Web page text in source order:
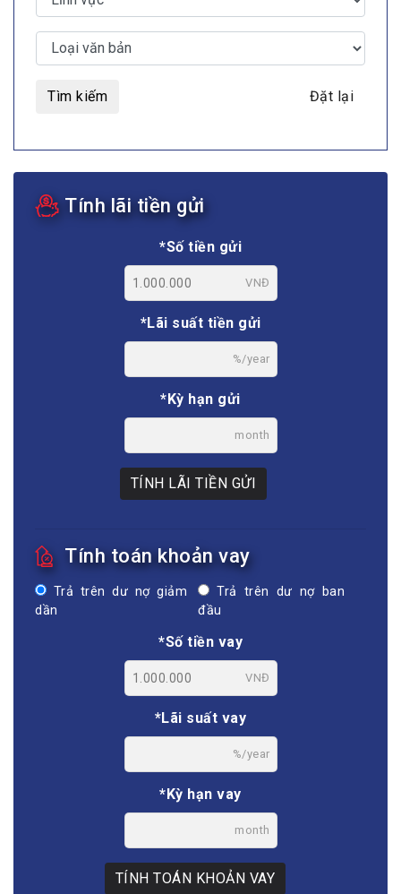
Tìm kiếm Đặt lại
Tính lãi tiền gửi
*Số tiền gửi
VNĐ
*Lãi suất tiền gửi
%/year
*Kỳ hạn gửi
month
TÍNH LÃI TIỀN GỬI
Tính toán khoản vay
Trả trên dư nợ giảm
dần
Trả trên dư nợ ban
đầu
*Số tiền vay
VNĐ
*Lãi suất vay
%/year
*Kỳ hạn vay
month
TÍNH TOÁN KHOẢN VAY